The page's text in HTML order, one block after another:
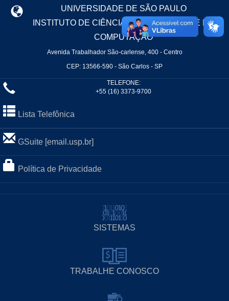
UNIVERSIDADE DE SÃO PAULO
INSTITUTO DE CIÊNCIAS MATEMÁTICAS E DE
COMPUTAÇÃO
Avenida Trabalhador São-carlense, 400 - Centro
CEP: 13566-590 - São Carlos - SP
TELEFONE:
+55 (16) 3373-9700
Lista Telefônica
GSuite [email.usp.br]
Política de Privacidade
SISTEMAS
TRABALHE CONOSCO